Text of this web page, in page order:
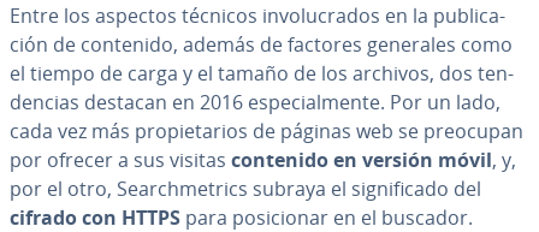
Entre los aspectos técnicos in­vo­lu­cra­dos en la pu­bli­ca­
ción de contenido, además de factores generales como
el tiempo de carga y el tamaño de los archivos, dos te­n­
de­n­cias destacan en 2016 es­pe­cia­l­me­n­te. Por un lado,
cada vez más pro­pie­ta­rios de páginas web se preocupan
por ofrecer a sus visitas contenido en versión móvil, y,
por el otro, Sea­r­ch­me­tri­cs subraya el si­g­ni­fi­ca­do del
cifrado con HTTPS para po­si­cio­nar en el buscador.